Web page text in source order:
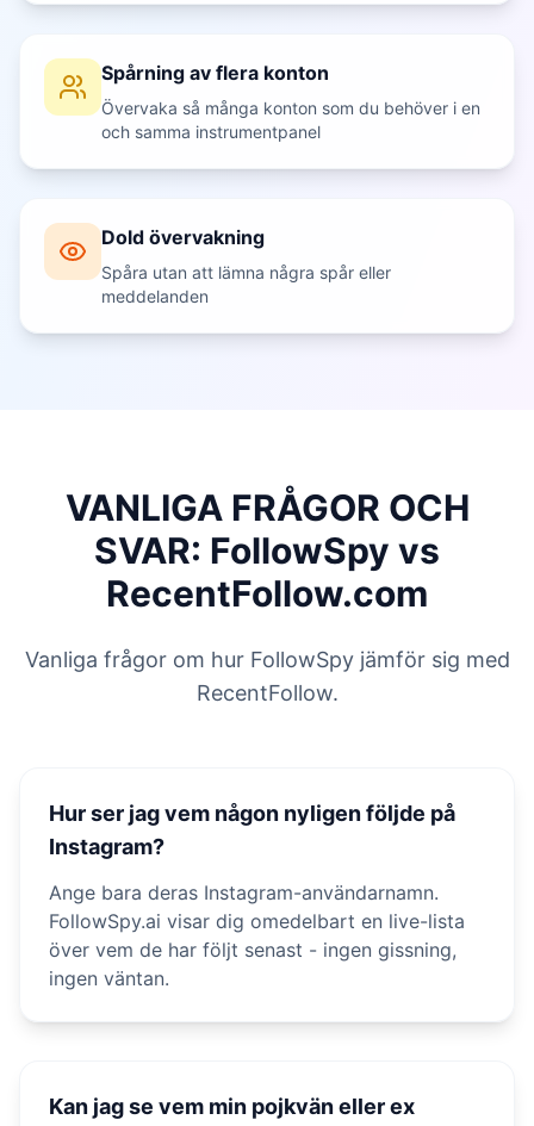
Spårning av flera konton
Övervaka så många konton som du behöver i en
och samma instrumentpanel
Dold övervakning
Spåra utan att lämna några spår eller
meddelanden
VANLIGA FRÅGOR OCH
SVAR: FollowSpy vs
RecentFollow.com
Vanliga frågor om hur FollowSpy jämför sig med
RecentFollow.
Hur ser jag vem någon nyligen följde på
Instagram?
Ange bara deras Instagram-användarnamn.
FollowSpy.ai visar dig omedelbart en live-lista
över vem de har följt senast - ingen gissning,
ingen väntan.
Kan jag se vem min pojkvän eller ex